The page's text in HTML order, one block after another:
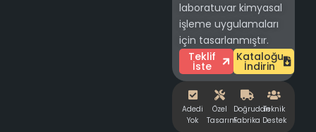
laboratuvar kimyasal
işleme uygulamaları
için tasarlanmıştır.
Teklif
İste
Kataloğu
İndirin
Adedi
Yok
Özel
Tasarım
Doğrudan
Fabrika
Teknik
Destek